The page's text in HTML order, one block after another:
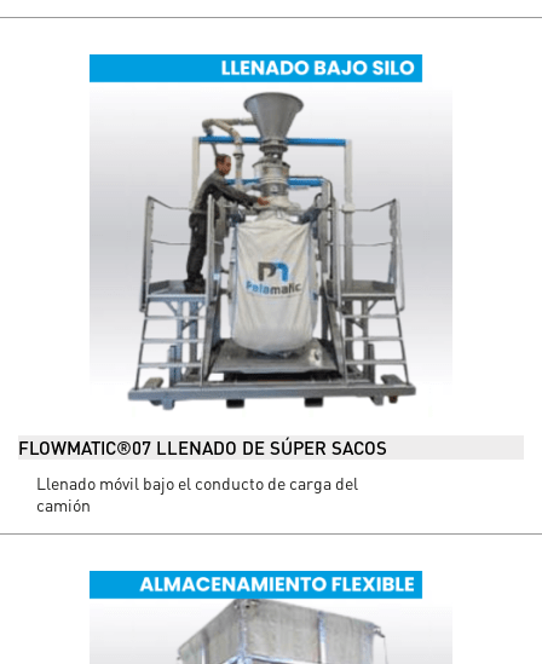
FLOWMATIC®07 LLENADO DE SÚPER SACOS
Llenado móvil bajo el conducto de carga del
camión